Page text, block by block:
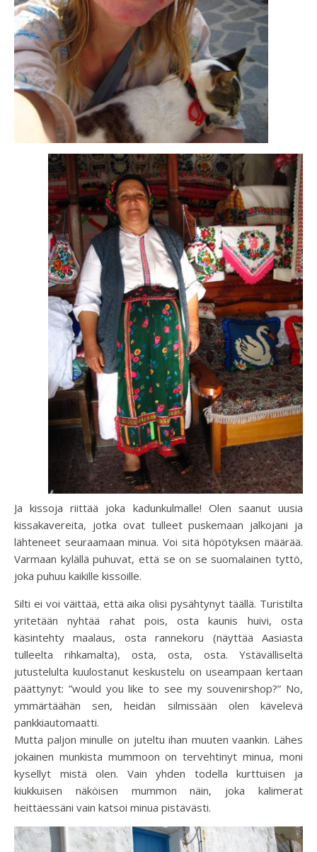
Ja kissoja riittää joka kadunkulmalle! Olen saanut uusia
kissakavereita, jotka ovat tulleet puskemaan jalkojani ja
lähteneet seuraamaan minua. Voi sitä höpötyksen määrää.
Varmaan kylällä puhuvat, että se on se suomalainen tyttö,
joka puhuu kaikille kissoille.
Silti ei voi väittää, että aika olisi pysähtynyt täällä. Turistilta
yritetään nyhtää rahat pois, osta kaunis huivi, osta
käsintehty maalaus, osta rannekoru (näyttää Aasiasta
tulleelta rihkamalta), osta, osta, osta. Ystävälliseltä
jutustelulta kuulostanut keskustelu on useampaan kertaan
päättynyt: ”would you like to see my souvenirshop?” No,
ymmärtäähän sen, heidän silmissään olen kävelevä
pankkiautomaatti.
Mutta paljon minulle on juteltu ihan muuten vaankin. Lähes
jokainen munkista mummoon on tervehtinyt minua, moni
kysellyt mistä olen. Vain yhden todella kurttuisen ja
kiukkuisen näköisen mummon näin, joka kalimerat
heittäessäni vain katsoi minua pistävästi.